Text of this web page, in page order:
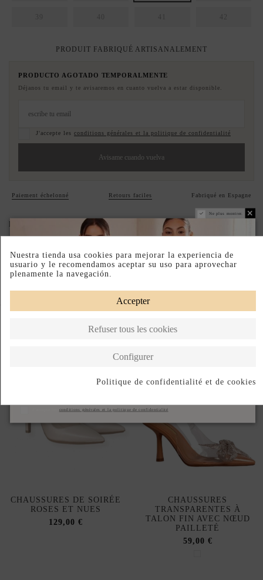
PRODUIT FABRIQUÉ ARTISANALEMENT
PRODUCTO AGOTADO TEMPORALMENTE
Déjanos tu email y te avisaremos en cuanto vuelva a estar disponible.
J'accepte les conditions générales et la politique de confidentialité
Avisame cuando vuelva
Paiement échelonné Retours faciles Fabriqué en Espagne
DESCRIPTION SHORT
CHAUSSURES DE SOIRÉE
ROSES ET NUES
129,00 €
CHAUSSURES
TRANSPARENTES À
TALON FIN AVEC NŒUD
PAILLETÉ
59,00 €
Ne plus montrer.
conditions générales et la politique de confidentialité
Nuestra tienda usa cookies para mejorar la experiencia de
usuario y le recomendamos aceptar su uso para aprovechar
plenamente la navegación.
Accepter
Refuser tous les cookies
Configurer
Politique de confidentialité et de cookies